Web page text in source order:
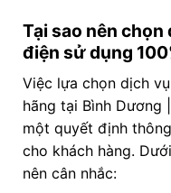
Tại sao nên
điện sử dụng
Việc lựa chọn dịch
hãng tại Bình Dương
một quyết định
cho khách hàng.
nên cân nhắc: